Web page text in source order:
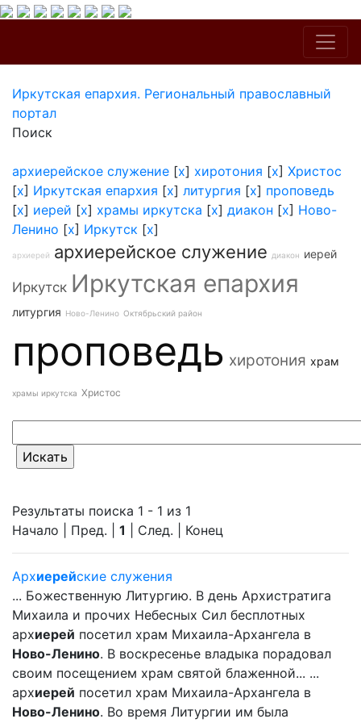
Иркутская епархия. Региональный православный
портал
Поиск
архиерейское служение [x] хиротония [x] Христос
[x] Иркутская епархия [x] литургия [x] проповедь
[x] иерей [x] храмы иркутска [x] диакон [x] Ново-
Ленино [x] Иркутск [x]
архиерей архиерейское служение диакон иерей
Иркутск Иркутская епархия
литургия Ново-Ленино Октябрьский район
проповедь хиротония храм
храмы иркутска Христос
Результаты поиска 1 - 1 из 1
Начало | Пред. | 1 | След. | Конец
Архиерейские служения
... Божественную Литургию. В день Архистратига
Михаила и прочих Небесных Сил бесплотных
архиерей посетил храм Михаила-Архангела в
Ново-Ленино. В воскресенье владыка порадовал
своим посещением храм святой блаженной... ...
архиерей посетил храм Михаила-Архангела в
Ново-Ленино. Во время Литургии им была